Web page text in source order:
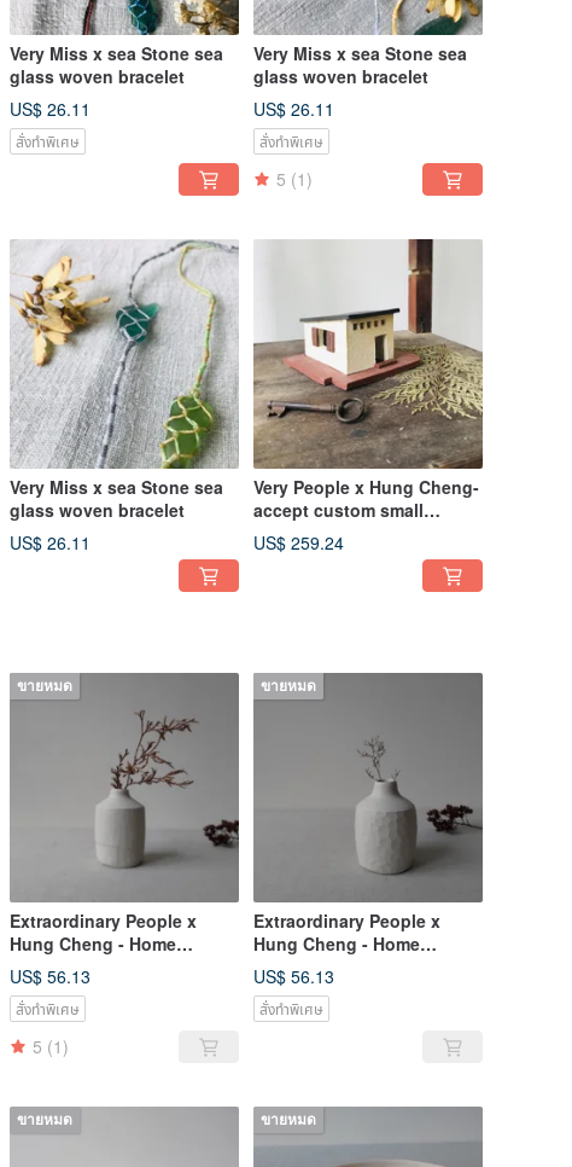
Very Miss x sea Stone sea
glass woven bracelet
US$ 26.11
สั่งทำพิเศษ
Very Miss x sea Stone sea
glass woven bracelet
US$ 26.11
สั่งทำพิเศษ
5 (1)
Very Miss x sea Stone sea
glass woven bracelet
US$ 26.11
Very People x Hung Cheng-
accept custom small
pottery room / lampshade,
candle holder
US$ 259.24
ขายหมด
Extraordinary People x
Hung Cheng - Home
Furnishings / Hand Drawn
Broken Porcelain Vase
US$ 56.13
สั่งทำพิเศษ
5 (1)
ขายหมด
Extraordinary People x
Hung Cheng - Home
Furnishings / Hand Drawn
Broken Porcelain Vase
US$ 56.13
สั่งทำพิเศษ
ขายหมด ขายหมด